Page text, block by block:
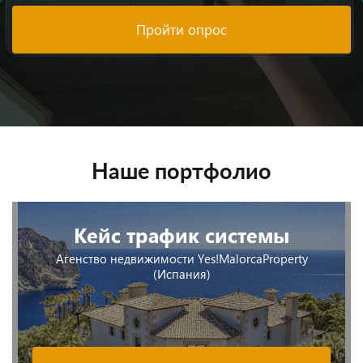
Пройти опрос
Наше портфолио
Кейс трафик системы
Агенство недвижимости Yes!MalorcaProperty
(Испания)